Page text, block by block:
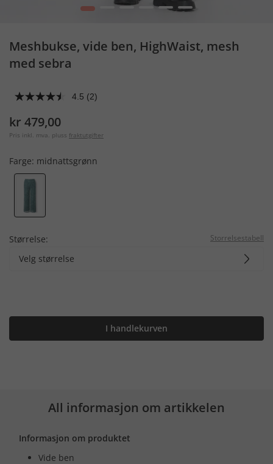
1 5 6
Meshbukse, vide ben, HighWaist, mesh
med sebra
4.5 (2)
kr 479,00
Pris inkl. mva. pluss fraktutgifter
Farge: midnattsgrønn
Størrelse: Storrelsestabell
Velg størrelse
I handlekurven
All informasjon om artikkelen
Informasjon om produktet
Vide ben